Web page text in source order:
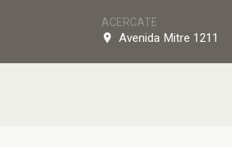
ACERCATE
Avenida Mitre 1211